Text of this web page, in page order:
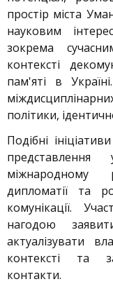
простір міста
науковим
зокрема
контексті
пам'яті в
політики,
Подібні
представлення
міжнародному
дипломатії та
комунікації.
нагодою
актуалізувати
контексті та
контакти.